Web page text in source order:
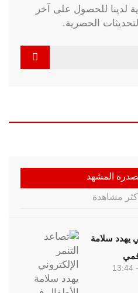
لدينا للحصول على آخر
الحصرية.
المشهد
مشاهدة
يهدد سلامة